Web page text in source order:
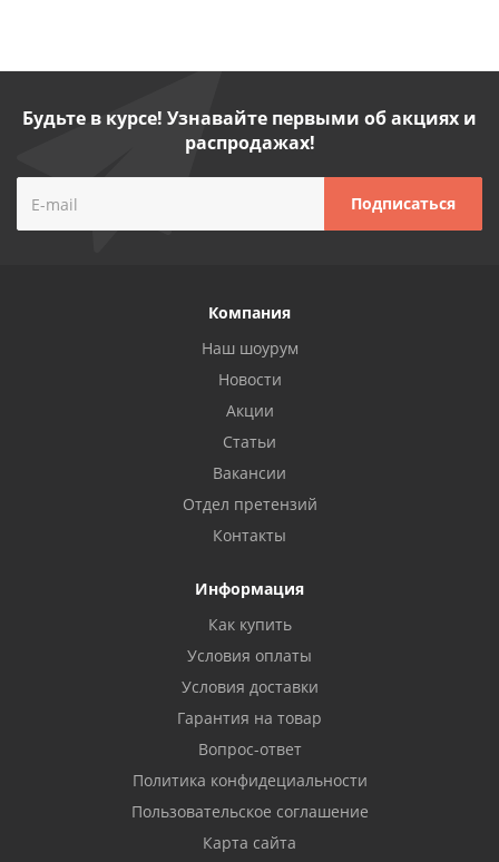
Будьте в курсе! Узнавайте первыми об акциях и
распродажах!
Компания
Наш шоурум
Новости
Акции
Статьи
Вакансии
Отдел претензий
Контакты
Информация
Как купить
Условия оплаты
Условия доставки
Гарантия на товар
Вопрос-ответ
Политика конфидециальности
Пользовательское соглашение
Карта сайта